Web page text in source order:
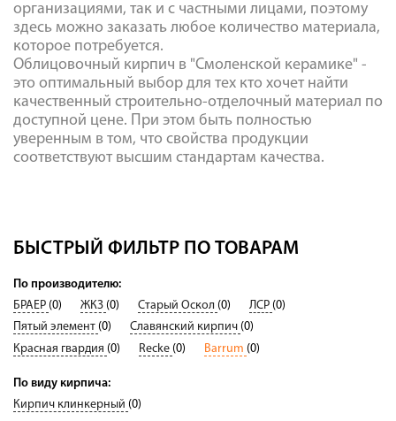
организациями, так и с частными лицами, поэтому
здесь можно заказать любое количество материала,
которое потребуется.
Облицовочный кирпич в "Смоленской керамике" -
это оптимальный выбор для тех кто хочет найти
качественный строительно-отделочный материал по
доступной цене. При этом быть полностью
уверенным в том, что свойства продукции
соответствуют высшим стандартам качества.
БЫСТРЫЙ ФИЛЬТР ПО ТОВАРАМ
По производителю:
БРАЕР (0) ЖКЗ (0) Старый Оскол (0) ЛСР (0)
Пятый элемент (0) Славянский кирпич (0)
Красная гвардия (0) Recke (0) Barrum (0)
По виду кирпича:
Кирпич клинкерный (0)